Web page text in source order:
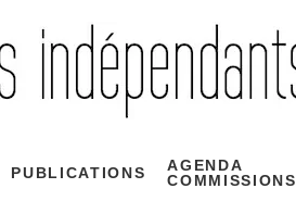
PUBLICATIONS
AGENDA
COMMISSIONS